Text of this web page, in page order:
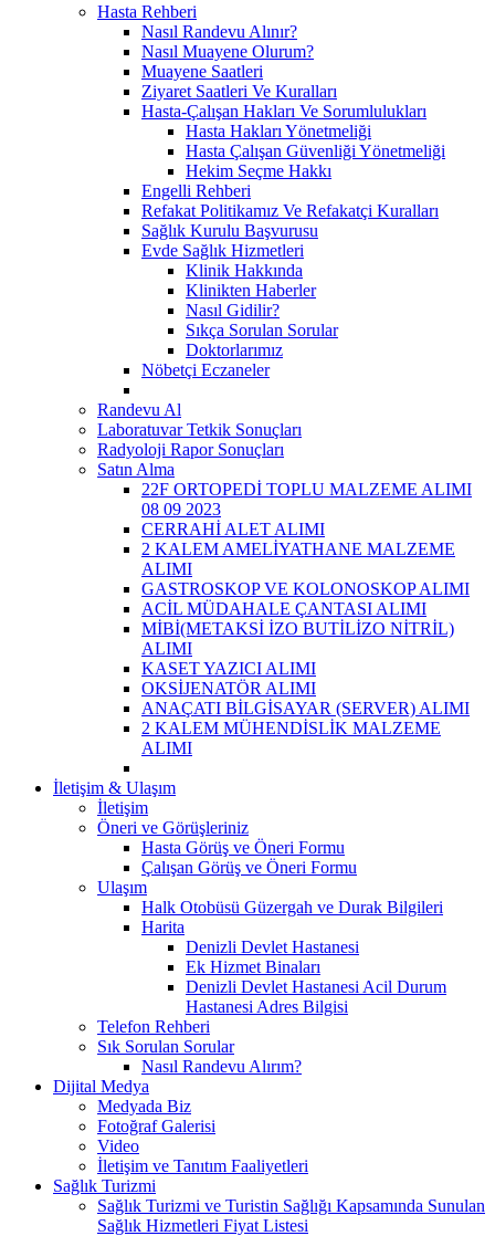
Hasta Rehberi
Nasıl Randevu Alınır?
Nasıl Muayene Olurum?
Muayene Saatleri
Ziyaret Saatleri Ve Kuralları
Hasta-Çalışan Hakları Ve Sorumlulukları
Hasta Hakları Yönetmeliği
Hasta Çalışan Güvenliği Yönetmeliği
Hekim Seçme Hakkı
Engelli Rehberi
Refakat Politikamız Ve Refakatçi Kuralları
Sağlık Kurulu Başvurusu
Evde Sağlık Hizmetleri
Klinik Hakkında
Klinikten Haberler
Nasıl Gidilir?
Sıkça Sorulan Sorular
Doktorlarımız
Nöbetçi Eczaneler
Randevu Al
Laboratuvar Tetkik Sonuçları
Radyoloji Rapor Sonuçları
Satın Alma
22F ORTOPEDİ TOPLU MALZEME ALIMI
08 09 2023
CERRAHİ ALET ALIMI
2 KALEM AMELİYATHANE MALZEME
ALIMI
GASTROSKOP VE KOLONOSKOP ALIMI
ACİL MÜDAHALE ÇANTASI ALIMI
MİBİ(METAKSİ İZO BUTİLİZO NİTRİL)
ALIMI
KASET YAZICI ALIMI
OKSİJENATÖR ALIMI
ANAÇATI BİLGİSAYAR (SERVER) ALIMI
2 KALEM MÜHENDİSLİK MALZEME
ALIMI
İletişim & Ulaşım
İletişim
Öneri ve Görüşleriniz
Hasta Görüş ve Öneri Formu
Çalışan Görüş ve Öneri Formu
Ulaşım
Halk Otobüsü Güzergah ve Durak Bilgileri
Harita
Denizli Devlet Hastanesi
Ek Hizmet Binaları
Denizli Devlet Hastanesi Acil Durum
Hastanesi Adres Bilgisi
Telefon Rehberi
Sık Sorulan Sorular
Nasıl Randevu Alırım?
Dijital Medya
Medyada Biz
Fotoğraf Galerisi
Video
İletişim ve Tanıtım Faaliyetleri
Sağlık Turizmi
Sağlık Turizmi ve Turistin Sağlığı Kapsamında Sunulan
Sağlık Hizmetleri Fiyat Listesi